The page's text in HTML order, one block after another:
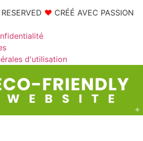
❤ CRÉÉ AVEC PASSION
d'utilisation